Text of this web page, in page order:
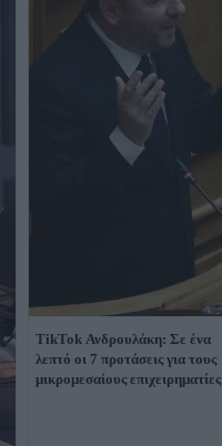
TikTok Ανδρουλάκη: Σε ένα
λεπτό οι 7 προτάσεις για τους
μικρομεσαίους επιχειρηματίες